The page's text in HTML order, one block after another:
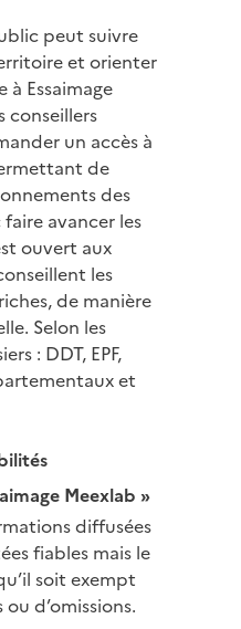
peut suivre
et orienter
à Essaimage
conseillers
un accès à
de
des
avancer les
ouvert aux
les
de manière
Selon les
: DDT, EPF,
et
Meexlab »
diffusées
fiables mais le
soit exempt
d’omissions.